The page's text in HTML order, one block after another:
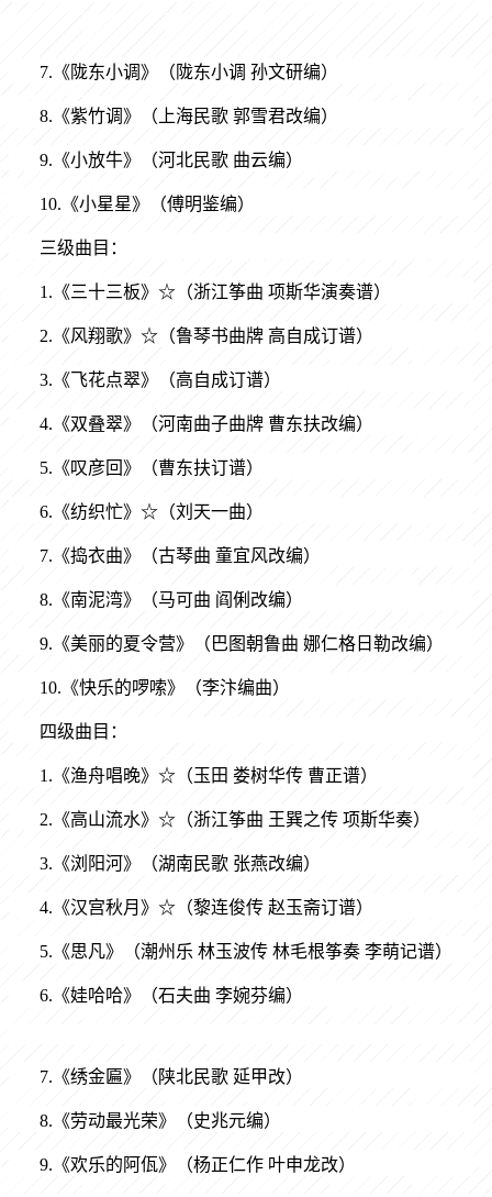
7.《陇东小调》（陇东小调 孙文研编）
8.《紫竹调》（上海民歌 郭雪君改编）
9.《小放牛》（河北民歌 曲云编）
10.《小星星》（傅明鉴编）
三级曲目：
1.《三十三板》☆（浙江筝曲 项斯华演奏谱）
2.《风翔歌》☆（鲁琴书曲牌 高自成订谱）
3.《飞花点翠》（高自成订谱）
4.《双叠翠》（河南曲子曲牌 曹东扶改编）
5.《叹彦回》（曹东扶订谱）
6.《纺织忙》☆（刘天一曲）
7.《捣衣曲》（古琴曲 童宜风改编）
8.《南泥湾》（马可曲 阎俐改编）
9.《美丽的夏令营》（巴图朝鲁曲 娜仁格日勒改编）
10.《快乐的啰嗦》（李汴编曲）
四级曲目：
1.《渔舟唱晚》☆（玉田 娄树华传 曹正谱）
2.《高山流水》☆（浙江筝曲 王巽之传 项斯华奏）
3.《浏阳河》（湖南民歌 张燕改编）
4.《汉宫秋月》☆（黎连俊传 赵玉斋订谱）
5.《思凡》（潮州乐 林玉波传 林毛根筝奏 李萌记谱）
6.《娃哈哈》（石夫曲 李婉芬编）
7.《绣金匾》（陕北民歌 延甲改）
8.《劳动最光荣》（史兆元编）
9.《欢乐的阿佤》（杨正仁作 叶申龙改）